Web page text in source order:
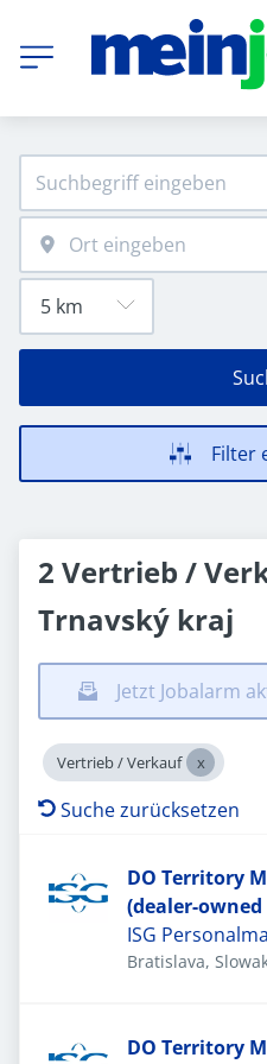
Filter
2 Vertrieb /
Trnavský kraj
Jetzt Jobalarm
Vertrieb / Verkauf
Suche zurücksetzen
DO Territory
(dealer-
ISG
Bratislava,
DO Territory